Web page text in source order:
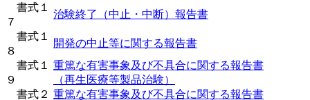
書式１
７
治験終了（中止・中断）報告書
書式１
８
開発の中止等に関する報告書
書式１
９
重篤な有害事象及び不具合に関する報告書
（再生医療等製品治験）
書式２ 重篤な有害事象及び不具合に関する報告書